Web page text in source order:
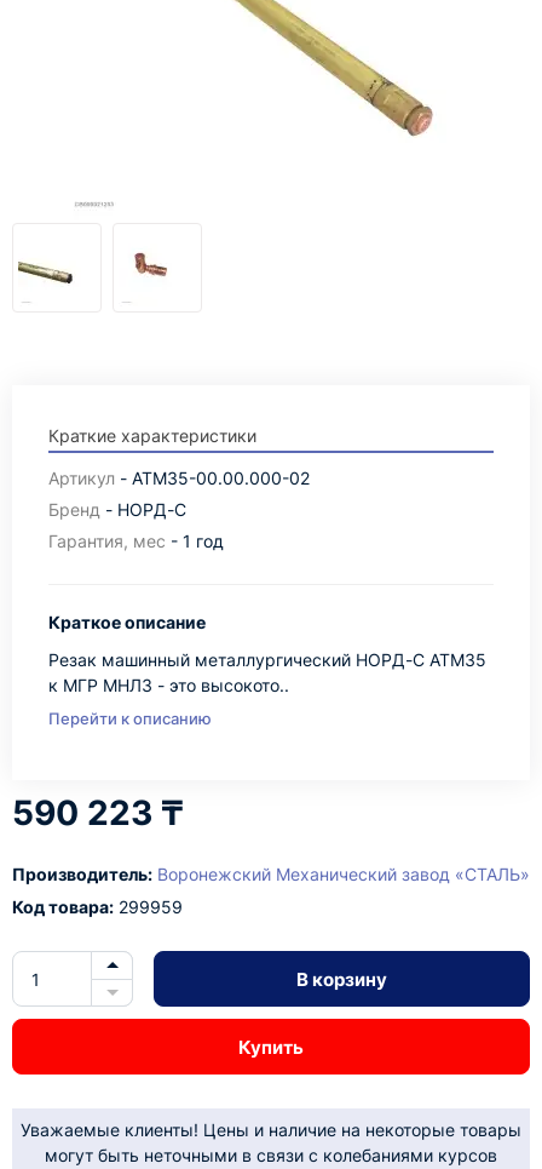
Краткие характеристики
Артикул - АТМ35-00.00.000-02
Бренд - НОРД-С
Гарантия, мес - 1 год
Краткое описание
Резак машинный металлургический НОРД-С АТМ35
к МГР МНЛЗ - это высокото..
Перейти к описанию
590 223 ₸
Производитель: Воронежский Механический завод «СТАЛЬ»
Код товара: 299959
В корзину
Купить
Уважаемые клиенты! Цены и наличие на некоторые товары
могут быть неточными в связи с колебаниями курсов